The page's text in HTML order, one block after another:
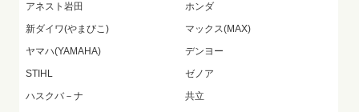
アネスト岩田
ホンダ
新ダイワ(やまびこ)
マックス(MAX)
ヤマハ(YAMAHA)
デンヨー
STIHL
ゼノア
ハスクバ－ナ
共立